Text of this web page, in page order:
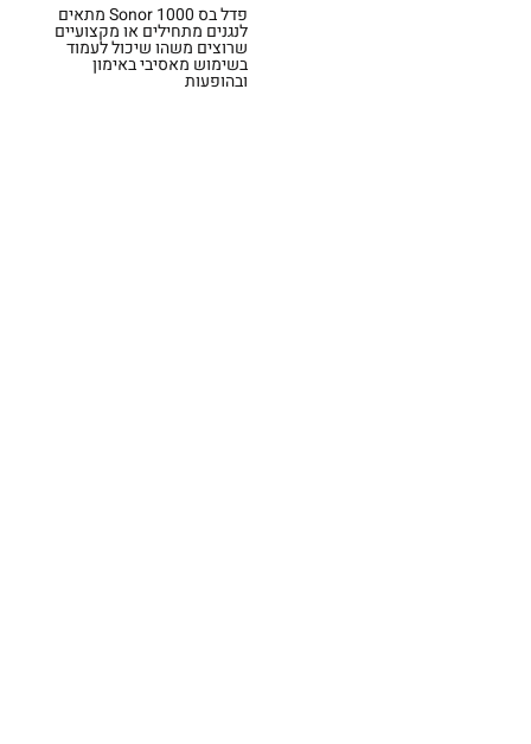
פדל בס Sonor 1000 מתאים
לנגנים מתחילים או מקצועיים
שרוצים משהו שיכול לעמוד
בשימוש מאסיבי באימון
ובהופעות